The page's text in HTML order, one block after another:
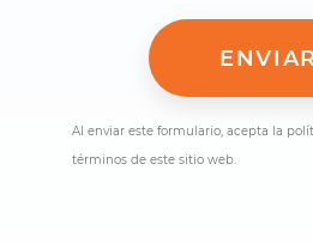
Al enviar este formulario, acepta la
términos de este sitio web.